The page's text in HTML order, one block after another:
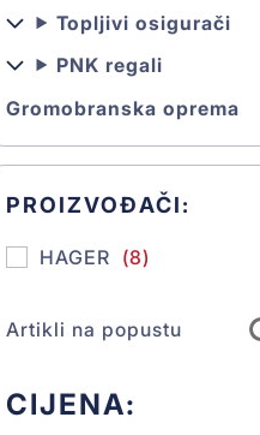
Topljivi osigurači
PNK regali
Gromobranska oprema
PROIZVOĐAČI:
HAGER (8)
Artikli na popustu
CIJENA: